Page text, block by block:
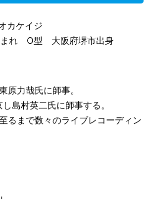
カケイジ
まれ O型 大阪府堺市出身
原力哉氏に師事。
島村英二氏に師事する。
るまで数々のライブレコーディン